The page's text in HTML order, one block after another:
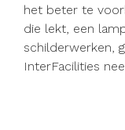
het beter te
die lekt, een
schilderwerken,
InterFacilities